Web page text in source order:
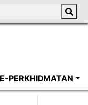
E-PERKHIDMATAN